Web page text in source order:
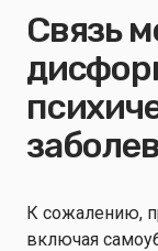
Связь
К сожалению,
включая